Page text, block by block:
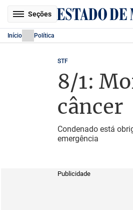
Seções
Início Política
STF
8/1:
câncer
Condenado está
emergência
Publicidade